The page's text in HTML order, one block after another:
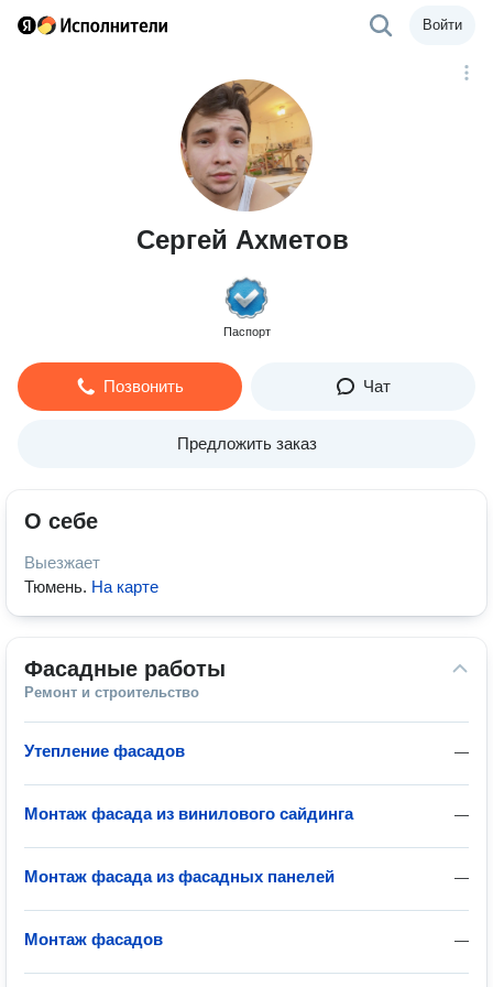
Войти
Сергей Ахметов
Паспорт
Позвонить Чат
Предложить заказ
О себе
Выезжает
Тюмень. На карте
Фасадные работы
Ремонт и строительство
—
Утепление фасадов
—
Монтаж фасада из винилового сайдинга
—
Монтаж фасада из фасадных панелей
—
Монтаж фасадов